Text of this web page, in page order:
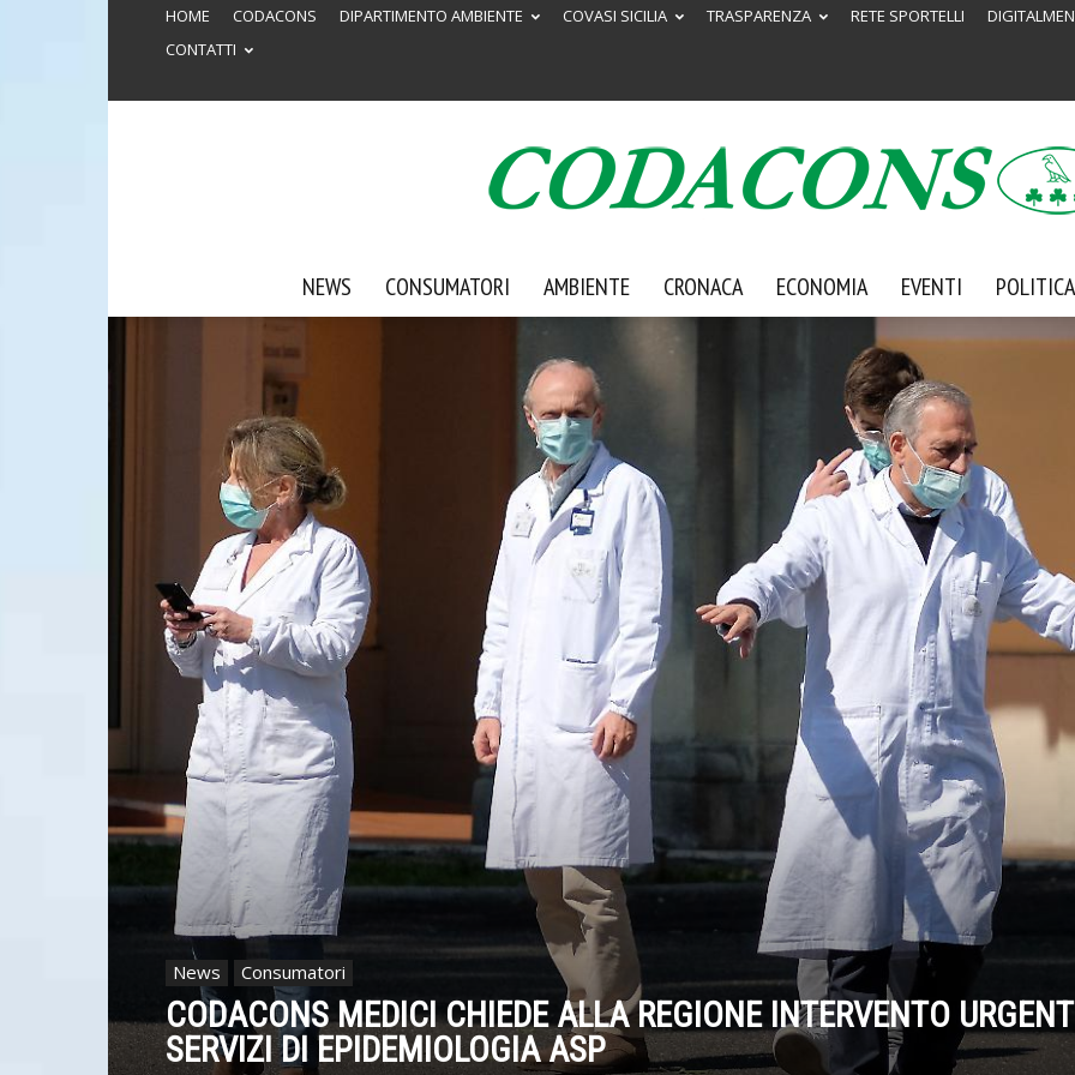
HOME CODACONS DIPARTIMENTO AMBIENTE COVASI SICILIA TRASPARENZA RETE SPORTELLI
CONTATTI
Codacons
Sicilia
NEWS CONSUMATORI AMBIENTE CRONACA ECONOMIA EVENTI POLITICA
News Consumatori
CODACONS MEDICI CHIEDE ALLA REGIONE INTERVENTO
SERVIZI DI EPIDEMIOLOGIA ASP